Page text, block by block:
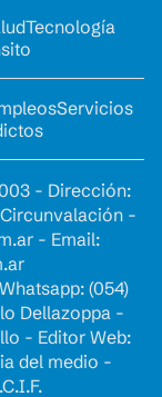
Tecnología
Servicios
- Dirección:
-
- Email:
Whatsapp: (054)
Dellazoppa -
- Editor Web:
del medio -